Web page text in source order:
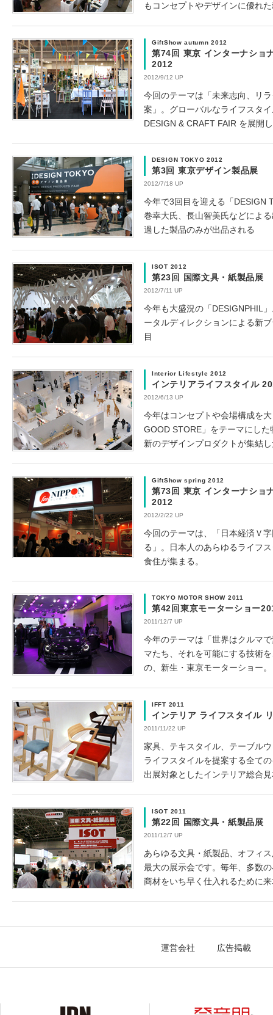
もコンセプトやデザインに優れ
GiftShow autumn 2012
第74回 東京 インターナショ
2012
2012/9/12 UP
今回のテーマは「未来志向、リ
案」。グローバルなライフスタ
DESIGN & CRAFT FAIR を展開
DESIGN TOKYO 2012
第3回 東京デザイン製品展
2012/7/18 UP
今年で3回目を迎える「DESIGN
巻幸大氏、長山智美氏などによ
過した製品のみが出品される
ISOT 2012
第23回 国際文具・紙製品展
2012/7/11 UP
今年も大盛況の「DESIGNPHIL
ータルディレクションによる新
目
Interior Lifestyle 2012
インテリアライフスタイル
2012/6/13 UP
今年はコンセプトや会場構成を
GOOD STORE」をテーマにし
新のデザインプロダクトが集結
GiftShow spring 2012
第73回 東京 インターナショ
2012
2012/2/22 UP
今回のテーマは、「日本経済Ｖ
る」。日本人のあらゆるライフ
食住が集まる。
TOKYO MOTOR SHOW 2011
第42回東京モーターショー
2011/12/7 UP
今年のテーマは「世界はクルマ
マたち、それを可能にする技術
の、新生・東京モーターショー。
IFFT 2011
インテリア ライフスタイル
2011/11/22 UP
家具、テキスタイル、テーブル
ライフスタイルを提案する全て
出展対象としたインテリア総合
ISOT 2011
第22回 国際文具・紙製品展
2011/12/7 UP
あらゆる文具・紙製品、オフィ
最大の展示会です。毎年、多数
商材をいち早く仕入れるために
運営会社 広告掲載